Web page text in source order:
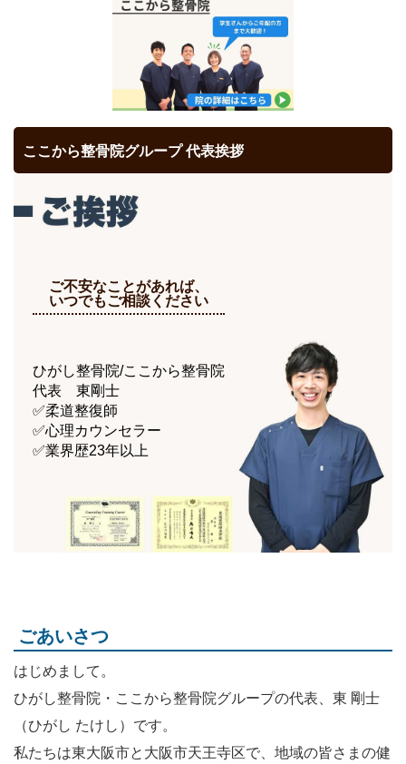
ここから整骨院グループ 代表挨拶
ご不安なことがあれば、
いつでもご相談ください
ひがし整骨院/ここから整骨院
代表 東剛士
✅柔道整復師
✅心理カウンセラー
✅業界歴23年以上
ごあいさつ
はじめまして。
ひがし整骨院・ここから整骨院グループの代表、東 剛士
（ひがし たけし）です。
私たちは東大阪市と大阪市天王寺区で、地域の皆さまの健